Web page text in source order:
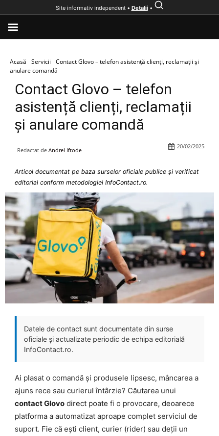
Acasă Servicii
Contact Glovo – telefon asistență clienți, reclamații și
anulare comandă
Contact Glovo – telefon
asistență clienți, reclamații
și anulare comandă
Redactat de Andrei Iftode
20/02/2025
Articol documentat pe baza surselor oficiale publice și verificat
editorial conform metodologiei InfoContact.ro.
Datele de contact sunt documentate din surse
oficiale și actualizate periodic de echipa editorială
InfoContact.ro.
Ai plasat o comandă și produsele lipsesc, mâncarea a
ajuns rece sau curierul întârzie? Căutarea unui
contact Glovo direct poate fi o provocare, deoarece
platforma a automatizat aproape complet serviciul de
suport. Fie că ești client, curier (rider) sau deții un
Site informativ independent • Detalii•